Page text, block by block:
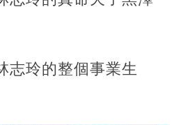
志玲的整個事業生